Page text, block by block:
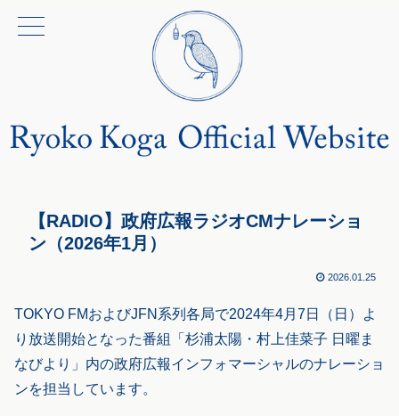
【RADIO】政府広報ラジオCMナレーショ
ン（2026年1月）
2026.01.25
TOKYO FMおよびJFN系列各局で2024年4月7日（日）よ
り放送開始となった番組「杉浦太陽・村上佳菜子 日曜ま
なびより」内の政府広報インフォマーシャルのナレーショ
ンを担当しています。